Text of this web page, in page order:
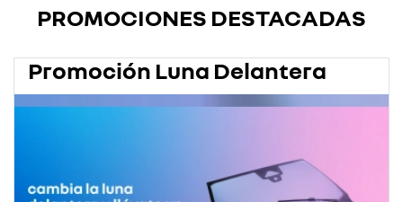
PROMOCIONES DESTACADAS
Promoción Luna Delantera